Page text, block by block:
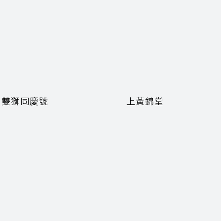
雙獅同慶號 上黃錦堂